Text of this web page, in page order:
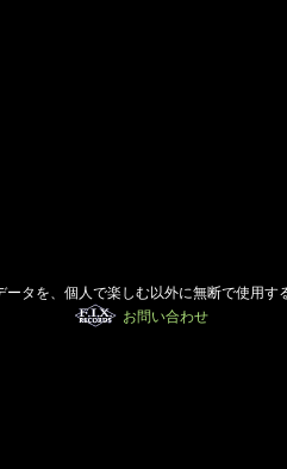
ータを、個人で楽しむ以外に無断で使用す
お問い合わせ